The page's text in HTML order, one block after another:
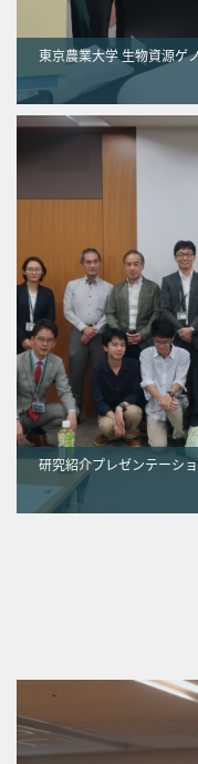
東京農業大学 生物資源ゲ
研究紹介プレゼンテーシ